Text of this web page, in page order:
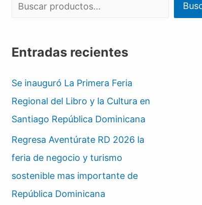
Entradas recientes
Se inauguró La Primera Feria
Regional del Libro y la Cultura en
Santiago República Dominicana
Regresa Aventúrate RD 2026 la
feria de negocio y turismo
sostenible mas importante de
República Dominicana